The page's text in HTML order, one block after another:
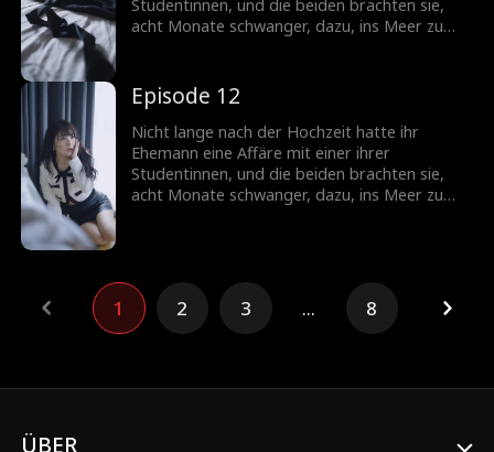
Studentinnen, und die beiden brachten sie,
acht Monate schwanger, dazu, ins Meer zu
Göttin, kehrte zurück und begann ihre Rache.
Episode 12
Nicht lange nach der Hochzeit hatte ihr
Ehemann eine Affäre mit einer ihrer
Studentinnen, und die beiden brachten sie,
acht Monate schwanger, dazu, ins Meer zu
1 2 3 ... 8
ÜBER